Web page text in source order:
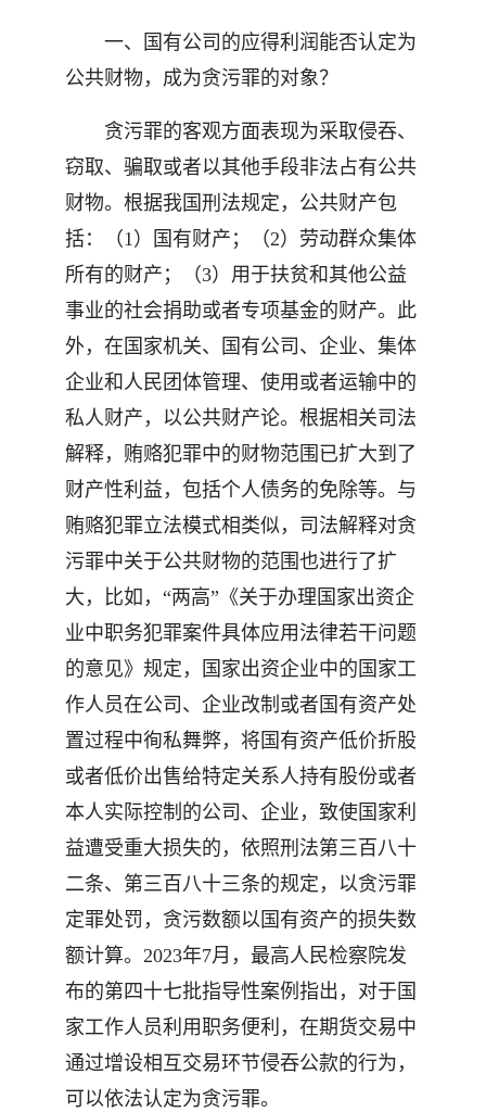
一、国有公司的应得利润能否认定为
公共财物，成为贪污罪的对象？
贪污罪的客观方面表现为采取侵吞、
窃取、骗取或者以其他手段非法占有公共
财物。根据我国刑法规定，公共财产包
括：（1）国有财产；（2）劳动群众集体
所有的财产；（3）用于扶贫和其他公益
事业的社会捐助或者专项基金的财产。此
外，在国家机关、国有公司、企业、集体
企业和人民团体管理、使用或者运输中的
私人财产，以公共财产论。根据相关司法
解释，贿赂犯罪中的财物范围已扩大到了
财产性利益，包括个人债务的免除等。与
贿赂犯罪立法模式相类似，司法解释对贪
污罪中关于公共财物的范围也进行了扩
大，比如，“两高”《关于办理国家出资企
业中职务犯罪案件具体应用法律若干问题
的意见》规定，国家出资企业中的国家工
作人员在公司、企业改制或者国有资产处
置过程中徇私舞弊，将国有资产低价折股
或者低价出售给特定关系人持有股份或者
本人实际控制的公司、企业，致使国家利
益遭受重大损失的，依照刑法第三百八十
二条、第三百八十三条的规定，以贪污罪
定罪处罚，贪污数额以国有资产的损失数
额计算。2023年7月，最高人民检察院发
布的第四十七批指导性案例指出，对于国
家工作人员利用职务便利，在期货交易中
通过增设相互交易环节侵吞公款的行为，
可以依法认定为贪污罪。